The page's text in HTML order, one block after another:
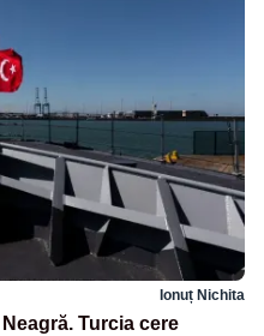
Ionuț Nichita
Turcia cere